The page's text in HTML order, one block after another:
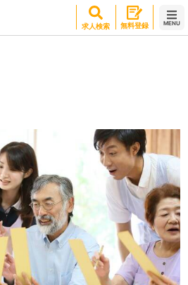
求人検索 無料登録 MENU